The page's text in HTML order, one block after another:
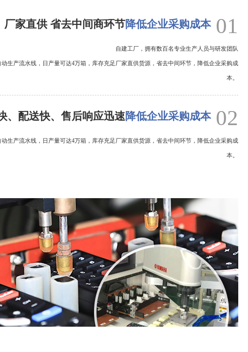
01
厂家直供 省去中间商环节降低企业采购成本
自建工厂，拥有数百名专业生产人员与研发团队
动生产流水线，日产量可达4万箱，库存充足厂家直供货源，省去中间环节，降低企业采购成
本。
02
、配送快、售后响应迅速降低企业采购成本
动生产流水线，日产量可达4万箱，库存充足厂家直供货源，省去中间环节，降低企业采购成
本。